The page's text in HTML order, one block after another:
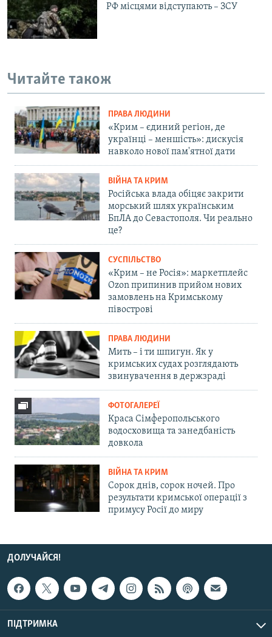
РФ місцями відступають – ЗСУ
Читайте також
ПРАВА ЛЮДИНИ
«Крим – єдиний регіон, де
українці – меншість»: дискусія
навколо нової пам'ятної дати
ВІЙНА ТА КРИМ
Російська влада обіцяє закрити
морський шлях українським
БпЛА до Севастополя. Чи реально
це?
СУСПІЛЬСТВО
«Крим – не Росія»: маркетплейс
Ozon припинив прийом нових
замовлень на Кримському
півострові
ПРАВА ЛЮДИНИ
Мить – і ти шпигун. Як у
кримських судах розглядають
звинувачення в держзраді
ФОТОГАЛЕРЕЇ
Краса Сімферопольського
водосховища та занедбаність
довкола
ВІЙНА ТА КРИМ
Сорок днів, сорок ночей. Про
результати кримської операції з
примусу Росії до миру
ДОЛУЧАЙСЯ!
ПІДТРИМКА